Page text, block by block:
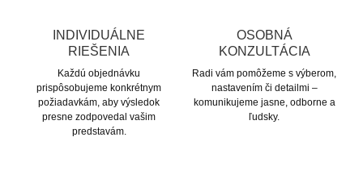
INDIVIDUÁLNE
RIEŠENIA
Každú objednávku
prispôsobujeme konkrétnym
požiadavkám, aby výsledok
presne zodpovedal vašim
predstavám.
OSOBNÁ
KONZULTÁCIA
Radi vám pomôžeme s výberom,
nastavením či detailmi –
komunikujeme jasne, odborne a
ľudsky.